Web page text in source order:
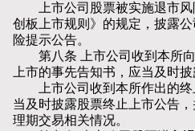
上市公司股票被实施退市风
创板上市规则》的规定，披露
险提示公告。
第八条 上市公司收到本所向
上市的事先告知书，应当及时披
上市公司收到本所作出的终
当及时披露股票终止上市公告
理期交易相关情况。